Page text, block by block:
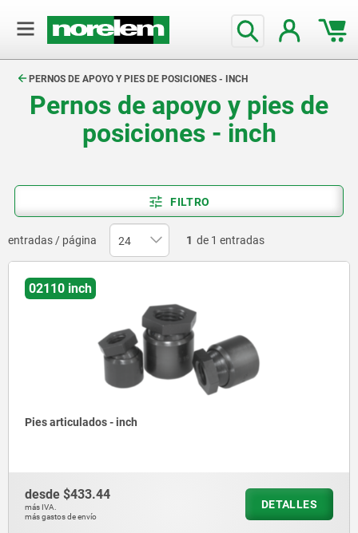
PERNOS DE APOYO Y PIES DE POSICIONES - INCH
Pernos de apoyo y pies de
posiciones - inch
FILTRO
entradas / página 1 de 1 entradas
02110 inch
Pies articulados - inch
desde $433.44
más IVA.
más gastos de envío
DETALLES